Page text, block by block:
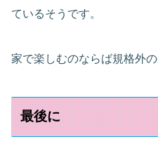
ているそうです。
家で楽しむのならば規格外
最後に